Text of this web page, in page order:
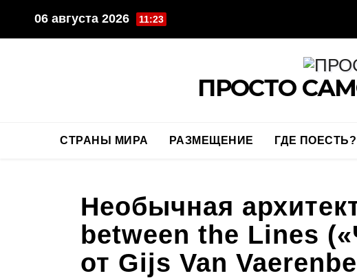
06 августа 2026 11:23
ПРОСТО
СТРАНЫ МИРА РАЗМЕЩЕНИЕ ГДЕ ПОЕСТЬ?
Необычная
between the Lines
от Gijs Van